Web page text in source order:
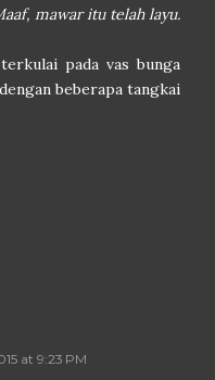
mawar itu telah layu.
pada vas bunga
beberapa tangkai
at 9:23 PM